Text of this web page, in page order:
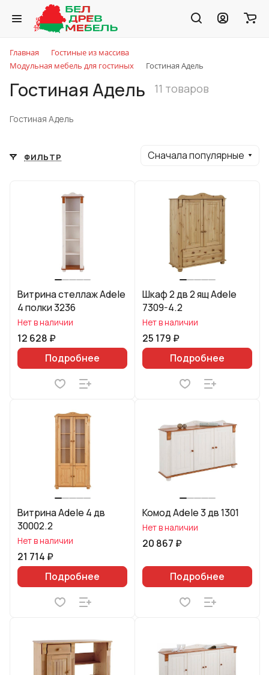
Главная
Гостиные из массива
Модульная мебель для гостиных
Гостиная Адель
Гостиная Адель 11 товаров
Гостиная Адель
ФИЛЬТР Сначала популярные
Витрина стеллаж Adele
4 полки 3236
Нет в наличии
12 628 ₽
Подробнее
Шкаф 2 дв 2 ящ Adele
7309-4.2
Нет в наличии
25 179 ₽
Подробнее
Витрина Adele 4 дв
30002.2
Нет в наличии
21 714 ₽
Подробнее
Комод Adele 3 дв 1301
Нет в наличии
20 867 ₽
Подробнее